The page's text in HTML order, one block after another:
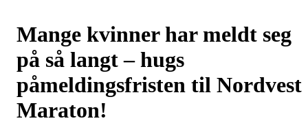
Mange kvinner har meldt seg
på så langt – hugs
påmeldingsfristen til Nordvest
Maraton!